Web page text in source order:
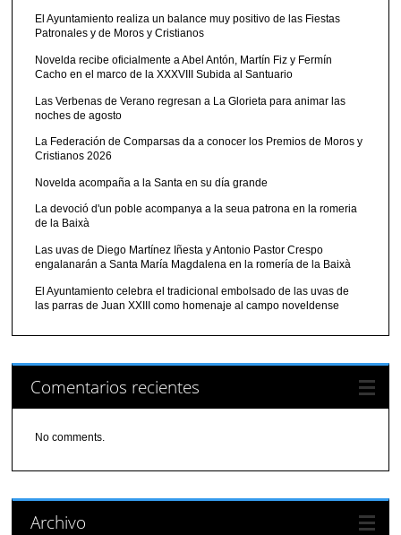
El Ayuntamiento realiza un balance muy positivo de las Fiestas
Patronales y de Moros y Cristianos
Novelda recibe oficialmente a Abel Antón, Martín Fiz y Fermín
Cacho en el marco de la XXXVIII Subida al Santuario
Las Verbenas de Verano regresan a La Glorieta para animar las
noches de agosto
La Federación de Comparsas da a conocer los Premios de Moros y
Cristianos 2026
Novelda acompaña a la Santa en su día grande
La devoció d'un poble acompanya a la seua patrona en la romeria
de la Baixà
Las uvas de Diego Martínez Iñesta y Antonio Pastor Crespo
engalanarán a Santa María Magdalena en la romería de la Baixà
El Ayuntamiento celebra el tradicional embolsado de las uvas de
las parras de Juan XXIII como homenaje al campo noveldense
Comentarios recientes
No comments.
Archivo